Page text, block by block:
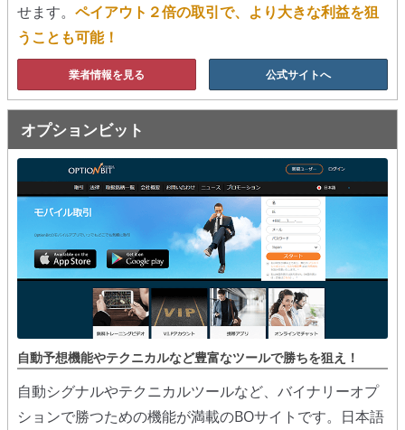
スポットフォロー
スプレッド取引
アルゴビット
シグナルズ
詐欺・ステマなどBO裏話
２ちゃんまとめ風の詐欺サイト
せます。 ペイアウト２倍の取引で、より大きな利益を狙
うことも可能！
業者情報を見る 公式サイトへ
オプションビット
自動予想機能やテクニカルなど豊富なツールで勝ちを狙え！
自動シグナルやテクニカルツールなど、バイナリーオプ
ションで勝つための機能が満載のBOサイトです。日本語